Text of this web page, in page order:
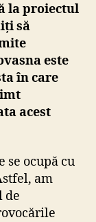
la proiectul
să
este
în care
acest
se ocupă cu
am
de